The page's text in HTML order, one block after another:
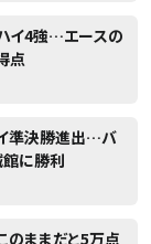
イ4強…エースの
点
準決勝進出…バ
館に勝利
のままだと5万点